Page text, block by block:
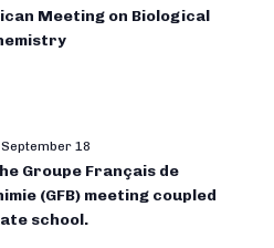
Meeting on Biological
September 18
Groupe Français de
(GFB) meeting coupled
school.